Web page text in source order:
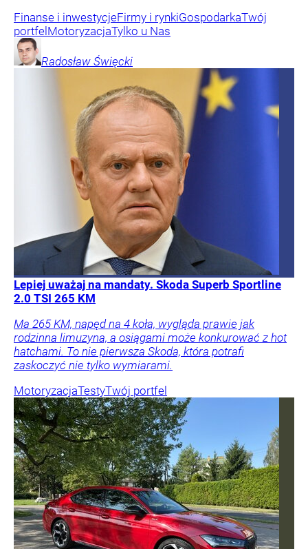
Finanse i inwestycjeFirmy i rynkiGospodarkaTwój
portfel MotoryzacjaTylko u Nas
Radosław Święcki
Lepiej uważaj na mandaty. Skoda Superb Sportline
2.0 TSI 265 KM
Ma 265 KM, napęd na 4 koła, wygląda prawie jak
rodzinna limuzyna, a osiągami może konkurować z hot
hatchami. To nie pierwsza Skoda, która potrafi
zaskoczyć nie tylko wymiarami.
MotoryzacjaTestyTwój portfel